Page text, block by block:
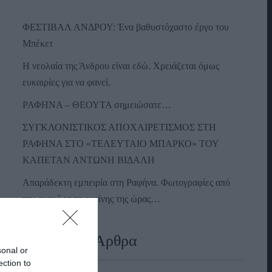
or
to
ΦΕΣΤΙΒΑΛ ΑΝΔΡΟΥ: Ένα βαθυστόχαστο έργο του
Μπέκετ
Η νεολαία της Άνδρου είναι εδώ. Χρειάζεται όμως
ευκαιρίες για να φανεί.
ΡΑΦΗΝΑ – ΘΕΟΥΤΑ σημειώσατε…
ΣΥΓΚΛΟΝΙΣΤΙΚΟΣ ΑΠΟΧΑΙΡΕΤΙΣΜΟΣ ΣΤΗ
ΡΑΦΗΝΑ ΣΤΟ «ΤΕΛΕΥΤΑΙΟ ΜΠΑΡΚΟ» ΤΟΥ
ΚΑΠΕΤΑΝ ΑΝΤΩΝΗ ΒΙΔΑΛΗ
Απαράδεκτη εμπειρία στη Ραφήνα. Φωτογραφίες από
την αναχώρηση εκείνης της ώρας…
Πρόσφατα Άρθρα